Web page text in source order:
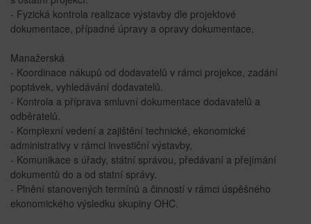
- Fyzická kontrola realizace výstavby dle projektové
dokumentace, případné úpravy a opravy dokumentace.
Manažerská
- Koordinace nákupů od dodavatelů v rámci projekce, zadání
poptávek, vyhledávání dodavatelů.
- Kontrola a příprava smluvní dokumentace dodavatelů a
odběratelů.
- Komplexní vedení a zajištění technické, ekonomické
administrativy v rámci investiční výstavby,
- Komunikace s úřady, státní správou, předávaní a přejímání
dokumentů do a od statní správy.
- Plnění stanovených termínů a činností v rámci úspěšného
ekonomického výsledku skupiny OHC.